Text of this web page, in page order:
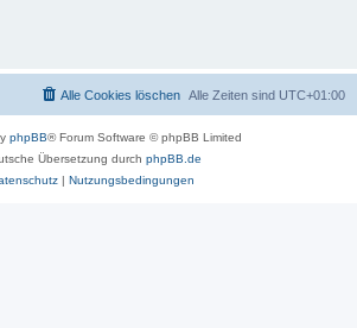
Alle Zeiten sind UTC+01:00
Alle Cookies löschen
phpBB® Forum Software © phpBB Limited
Übersetzung durch phpBB.de
| Nutzungsbedingungen